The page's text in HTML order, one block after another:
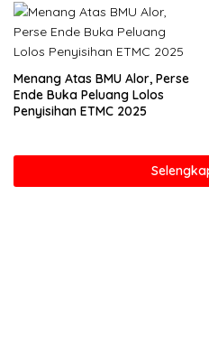
Menang Atas BMU Alor, Perse
Ende Buka Peluang Lolos
Penyisihan ETMC 2025